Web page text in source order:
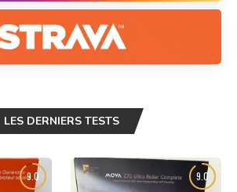
LES DERNIERS TESTS
9.0 9.0